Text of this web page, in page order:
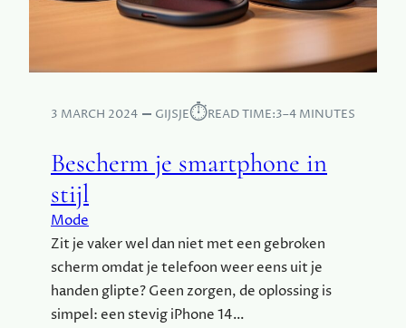
I
N
E
E
I
S
3 MARCH 2024 GIJSJE⏱︎READ TIME:3–4 MINUTES
Bescherm je smartphone in
stijl
Mode
Zit je vaker wel dan niet met een gebroken
scherm omdat je telefoon weer eens uit je
handen glipte? Geen zorgen, de oplossing is
simpel: een stevig iPhone 14…